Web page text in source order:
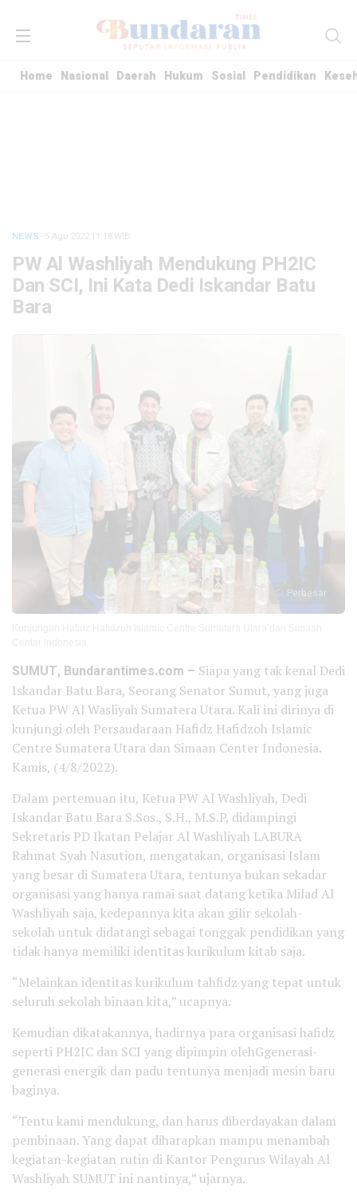
Home Nasional Daerah Hukum Sosial Pendidikan
NEWS · 5 Agu 2022 11:18WIB
PW Al Washliyah Mendukung PH2IC
Dan SCI, Ini Kata Dedi Iskandar Batu
Bara
Perbesar
SUMUT, Bundarantimes.com – Siapa yang tak kenal Dedi
Iskandar Batu Bara, Seorang Senator Sumut, yang juga
Ketua PW Al Wasliyah Sumatera Utara. Kali ini dirinya di
kunjungi oleh Persaudaraan Hafidz Hafidzoh Islamic
Centre Sumatera Utara dan Simaan Center Indonesia.
Kamis, (4/8/2022).
Dalam pertemuan itu, Ketua PW Al Washliyah, Dedi
Iskandar Batu Bara S.Sos., S.H., M.S.P, didampingi
Sekretaris PD Ikatan Pelajar Al Washliyah LABURA
Rahmat Syah Nasution, mengatakan, organisasi Islam
yang besar di Sumatera Utara, tentunya bukan sekadar
organisasi yang hanya ramai saat datang ketika Milad Al
Washliyah saja, kedepannya kita akan gilir sekolah-
sekolah untuk didatangi sebagai tonggak pendidikan yang
tidak hanya memiliki identitas kurikulum kitab saja.
“Melainkan identitas kurikulum tahfidz yang tepat untuk
seluruh sekolah binaan kita,” ucapnya.
Kemudian dikatakannya, hadirnya para organisasi hafidz
seperti PH2IC dan SCI yang dipimpin olehGgenerasi-
generasi energik dan padu tentunya menjadi mesin baru
baginya.
“Tentu kami mendukung, dan harus diberdayakan dalam
pembinaan. Yang dapat diharapkan mampu menambah
kegiatan-kegiatan rutin di Kantor Pengurus Wilayah Al
Washliyah SUMUT ini nantinya,” ujarnya.